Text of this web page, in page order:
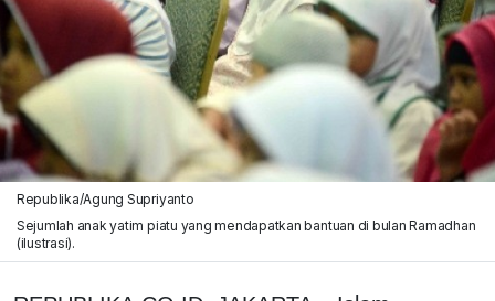
Republika/Agung Supriyanto
Sejumlah anak yatim piatu yang mendapatkan bantuan di bulan Ramadhan
(ilustrasi).